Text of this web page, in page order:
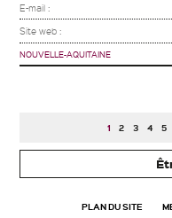
E-mail :
Site web :
NOUVELLE-AQUITAINE
1 2 3 4 5
PLAN DU SITE